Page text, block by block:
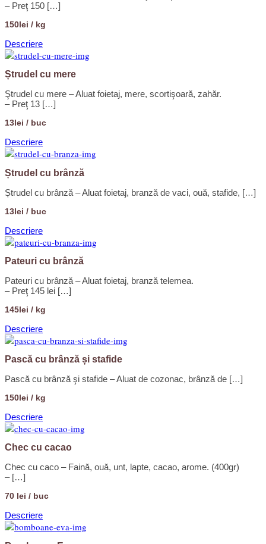
– Preţ 150 […]
150lei / kg
Descriere
Ștrudel cu mere
Ştrudel cu mere – Aluat foietaj, mere, scortişoară, zahăr.
– Preţ 13 […]
13lei / buc
Descriere
Ștrudel cu brânză
Ștrudel cu brânză – Aluat foietaj, branză de vaci, ouă, stafide, […]
13lei / buc
Descriere
Pateuri cu brânză
Pateuri cu brânză – Aluat foietaj, branză telemea.
– Preţ 145 lei […]
145lei / kg
Descriere
Pască cu brânză și stafide
Pască cu brânză şi stafide – Aluat de cozonac, brânză de […]
150lei / kg
Descriere
Chec cu cacao
Chec cu caco – Faină, ouă, unt, lapte, cacao, arome. (400gr)
– […]
70 lei / buc
Descriere